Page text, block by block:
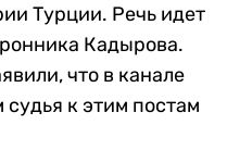
Турции. Речь идет
Кадырова.
что в канале
судья к этим постам